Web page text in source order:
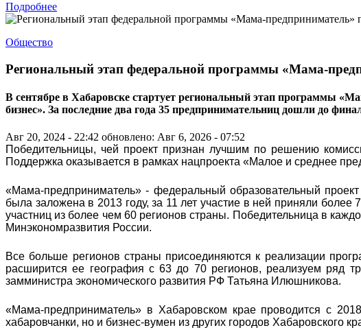
Подробнее
Общество
Региональный этап федеральной программы «Мама-
В сентябре в Хабаровске стартует региональный этап программы
бизнес». За последние два года 35 предпринимательниц дошли до
Авг 20, 2024 - 22:42 обновлено: Авг 6, 2026 - 07:52
Победительницы, чей проект признан лучшим по решению
Поддержка оказывается в рамках нацпроекта «Малое и среднее
«Мама-предприниматель» - федеральный образовательный
была заложена в 2013 году, за 11 лет участие в ней приняли
участниц из более чем 60 регионов страны. Победительница в
Минэкономразвития России.
Все больше регионов страны присоединяются к реализации
расширится ее география с 63 до 70 регионов, реализуем ряд
замминистра экономического развития РФ Татьяна Илюшникова.
«Мама-предприниматель» в Хабаровском крае проводится с
хабаровчанки, но и бизнес-вумен из других городов Хабаровского